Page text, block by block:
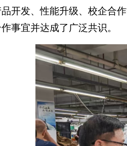
开发、性能升级、校企合
事宜并达成了广泛共识。